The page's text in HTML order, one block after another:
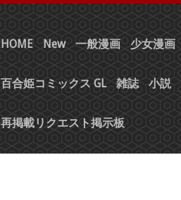
HOME New 一般漫画 少女漫画
百合姫コミックス GL 雑誌 小説
再掲載リクエスト掲示板